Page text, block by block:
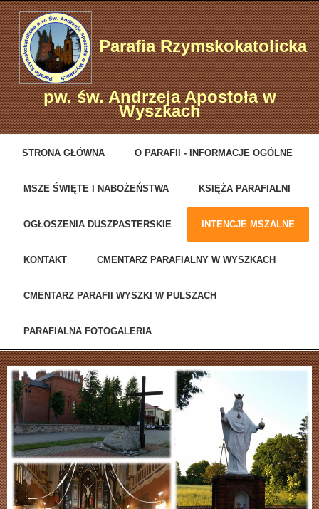
Parafia Rzymskokatolicka
pw. św. Andrzeja Apostoła w
Wyszkach
STRONA GŁÓWNA O PARAFII - INFORMACJE OGÓLNE
MSZE ŚWIĘTE I NABOŻEŃSTWA KSIĘŻA PARAFIALNI
OGŁOSZENIA DUSZPASTERSKIE INTENCJE MSZALNE
KONTAKT CMENTARZ PARAFIALNY W WYSZKACH
CMENTARZ PARAFII WYSZKI W PULSZACH
PARAFIALNA FOTOGALERIA